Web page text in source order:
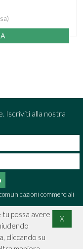
Iscriviti alla nostra
commerciali
tu possa avere
cliccando su
X